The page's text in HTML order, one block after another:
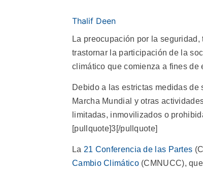
Thalif Deen
La preocupación por la
trastornar la participación de la
climático que comienza a fines de
Debido a las estrictas medidas
Marcha Mundial y otras
limitadas, inmovilizados o
[pullquote]3[/pullquote]
La 21 Conferencia de las Partes
Cambio Climático(CMNUCC),